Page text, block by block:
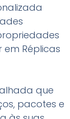
Réplicas
que
pacotes e